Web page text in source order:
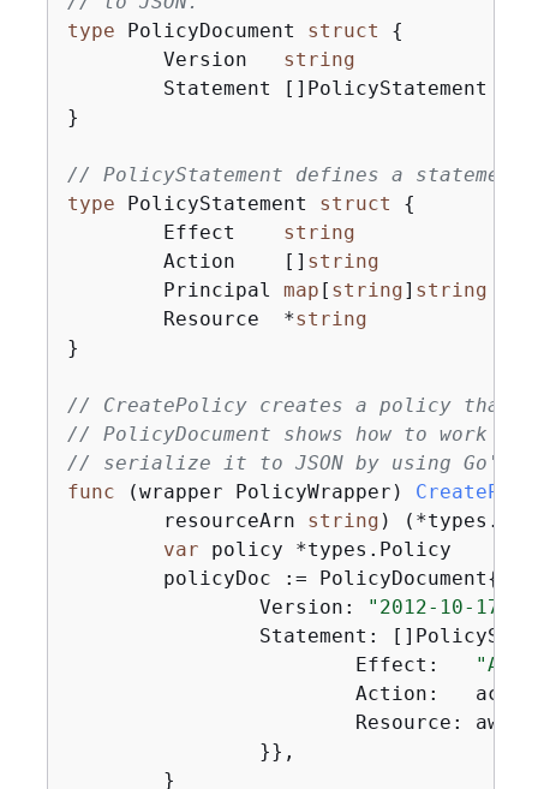
type PolicyDocument struct
{
	Version
string
}
// PolicyStatement defines a statement
type PolicyStatement struct
{
	Effect
string
	Action    []
string
	Principal
map [ string] string
	Resource  *
string
}
// CreatePolicy creates a policy that
// PolicyDocument shows how to work
// serialize it to JSON by using Go's
func
(wrapper PolicyWrapper)
	resourceArn
string )
var policy *types.Policy
	policyDoc := PolicyDocument
{
		Version:
"2012-10-17"
Statement:
			Effect: